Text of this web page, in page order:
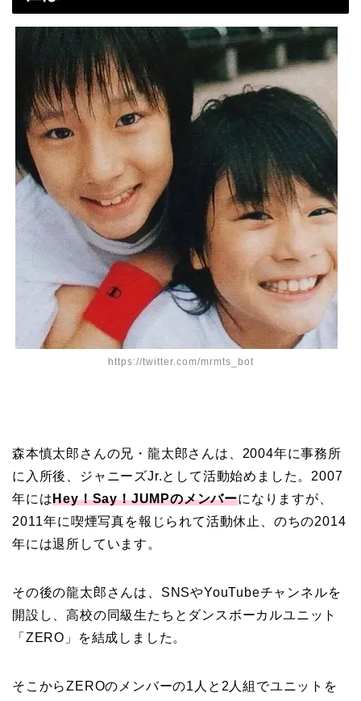
https://twitter.com/mrmts_bot
森本慎太郎さんの兄・龍太郎さんは、2004年に事務所
に入所後、ジャニーズJr.として活動始めました。2007
年にはHey！Say！JUMPのメンバーになりますが、
2011年に喫煙写真を報じられて活動休止、のちの2014
年には退所しています。
その後の龍太郎さんは、SNSやYouTubeチャンネルを
開設し、高校の同級生たちとダンスボーカルユニット
「ZERO」を結成しました。
そこからZEROのメンバーの1人と2人組でユニットを